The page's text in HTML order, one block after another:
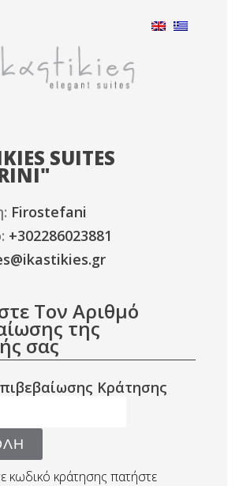
SUITES
"
Firostefani
+302286023881
Τον Αριθμό
της
σας
Κράτησης
κωδικό κράτησης πατήστε